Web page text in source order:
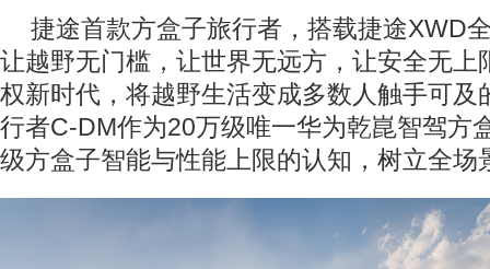
捷途首款方盒子旅行者，搭载捷途XWD
让越野无门槛，让世界无远方，让安全无上
权新时代，将越野生活变成多数人触手可及
行者C-DM作为20万级唯一华为乾崑智驾方
级方盒子智能与性能上限的认知，树立全场